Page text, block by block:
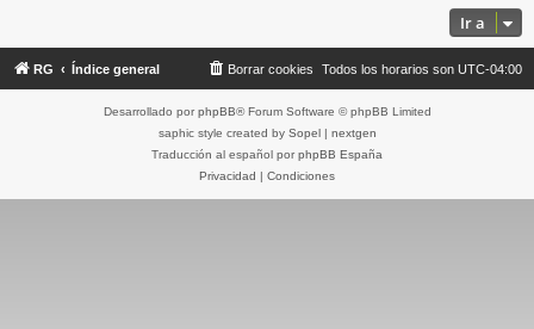
Ir a
RG Índice general Todos los horarios son UTC-04:00
Borrar cookies
Desarrollado por phpBB® Forum Software © phpBB Limited
saphic style created by Sopel| nextgen
Traducción al español por phpBB España
Privacidad | Condiciones